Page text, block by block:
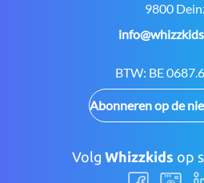
9800
E-
BTW: BE
Abonneren op de
Volg Whizzkids op
Volg
Volg